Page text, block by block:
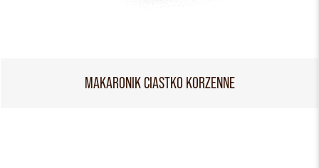
MAKARONIK CIASTKO KORZENNE